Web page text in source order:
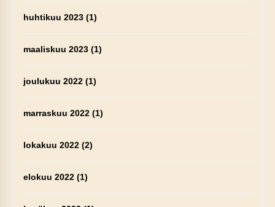
huhtikuu 2023(1)
maaliskuu 2023(1)
joulukuu 2022(1)
marraskuu 2022(1)
lokakuu 2022(2)
elokuu 2022(1)